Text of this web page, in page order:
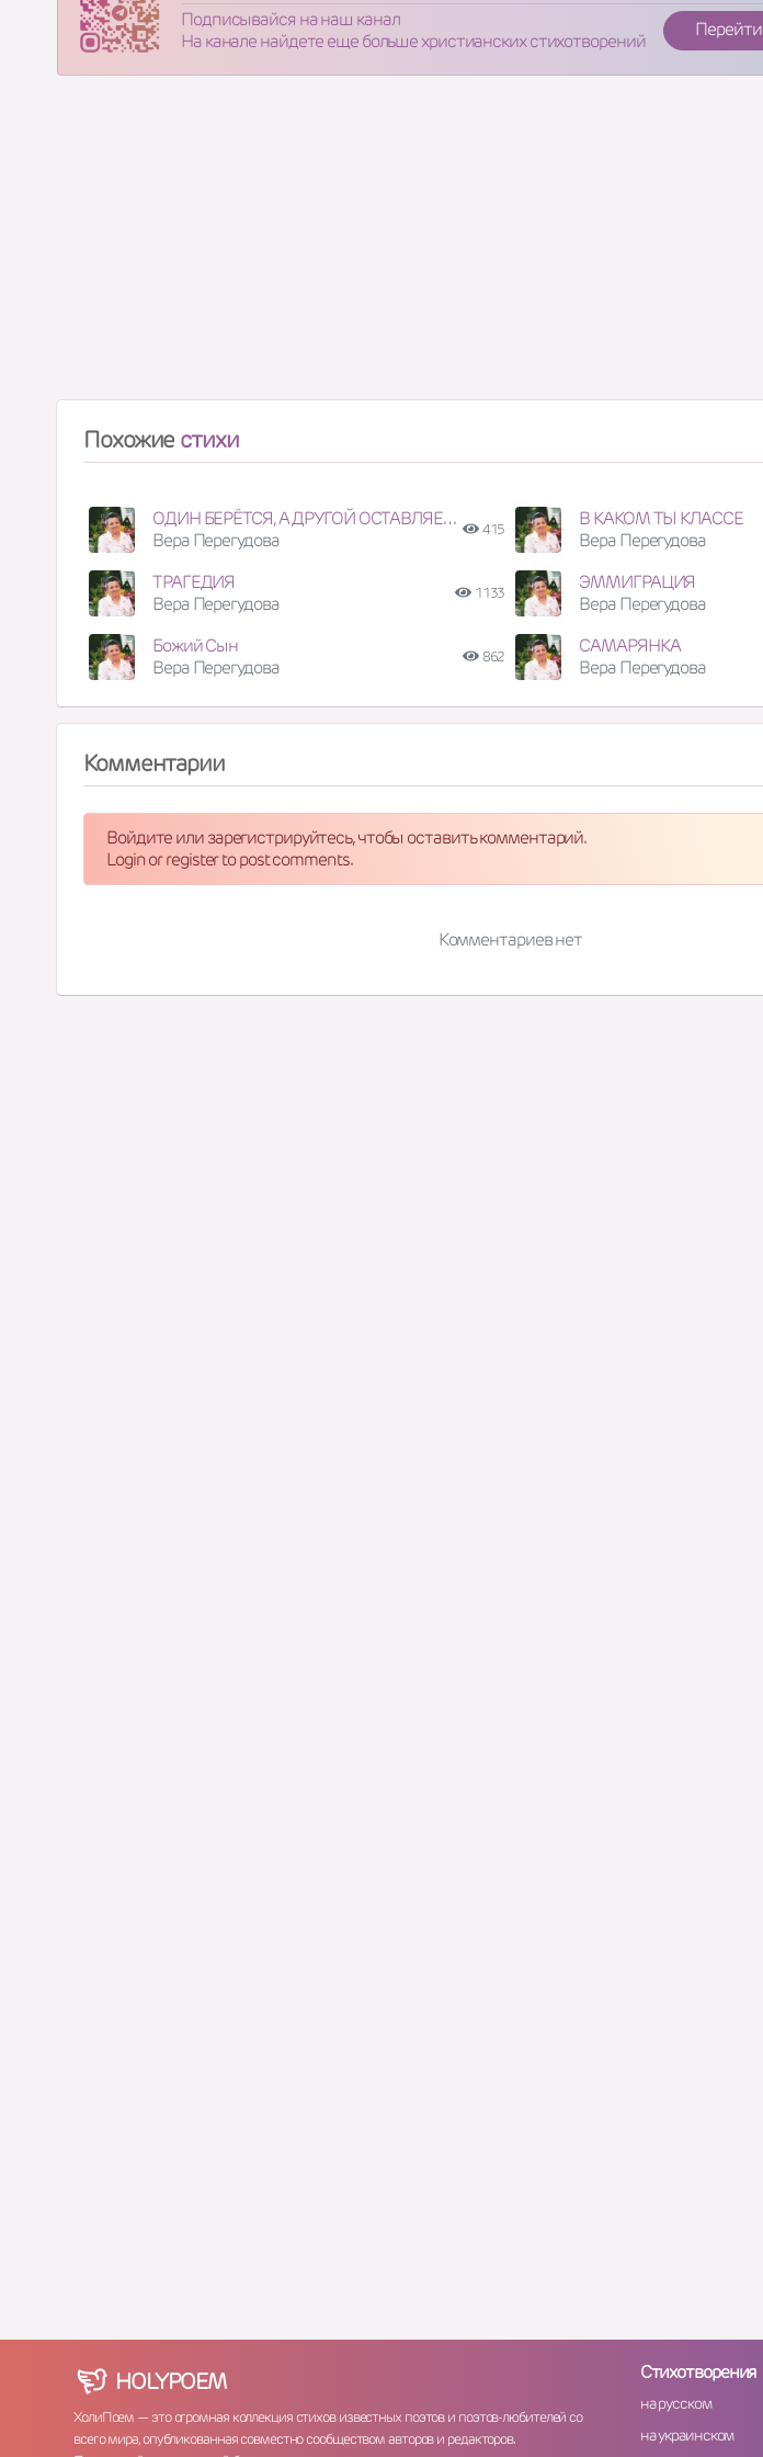
Подписывайся на наш канал
На канале найдете еще больше христианских стихотворений
Перейти
Похожие стихи
ОДИН БЕРЁТСЯ, А ДРУГОЙ ОСТАВЛЯЕТСЯ
Вера Перегудова
415
В КАКОМ ТЫ КЛАССЕ
Вера Перегудова
ТРАГЕДИЯ
Вера Перегудова
1133
ЭММИГРАЦИЯ
Вера Перегудова
Божий Сын
Вера Перегудова
862
САМАРЯНКА
Вера Перегудова
Комментарии
Войдите или зарегистрируйтесь, чтобы оставить комментарий.
Login or register to post comments.
Комментариев нет
HOLYPOEM
ХолиПоем — это огромная коллекция стихов известных поэтов и поэтов-любителей со
всего мира, опубликованная совместно сообществом авторов и редакторов.
Стихотворения
на русском
на украинском